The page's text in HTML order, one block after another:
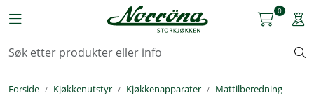
Toggle navigation
0
Forside Kjøkkenutstyr Kjøkkenapparater
Mattilberedning
Kjøkkenutstyr
Storkjøkken